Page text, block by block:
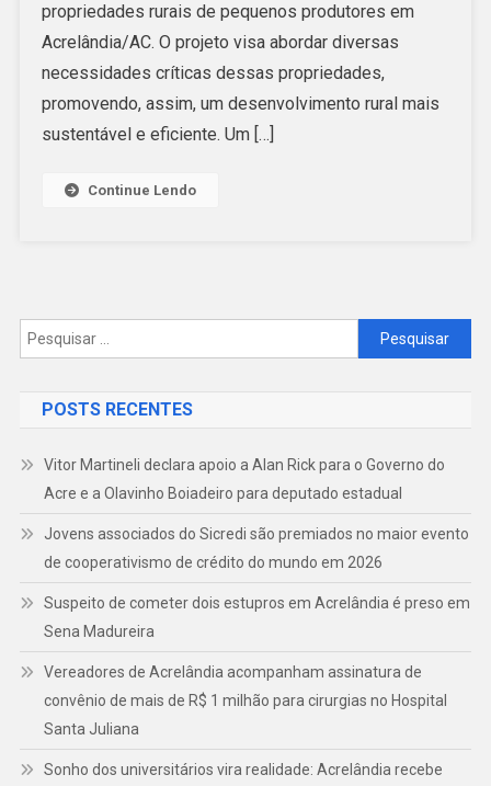
ADENTRO
Para
Produtores
propriedades rurais de pequenos produtores em
Acrelândia/AC. O projeto visa abordar diversas
necessidades críticas dessas propriedades,
promovendo, assim, um desenvolvimento rural mais
sustentável e eficiente. Um […]
Continue Lendo
Pesquisar
por:
POSTS RECENTES
Vitor Martineli declara apoio a Alan Rick para o Governo do
Acre e a Olavinho Boiadeiro para deputado estadual
Jovens associados do Sicredi são premiados no maior evento
de cooperativismo de crédito do mundo em 2026
Suspeito de cometer dois estupros em Acrelândia é preso em
Sena Madureira
Vereadores de Acrelândia acompanham assinatura de
convênio de mais de R$ 1 milhão para cirurgias no Hospital
Santa Juliana
Sonho dos universitários vira realidade: Acrelândia recebe